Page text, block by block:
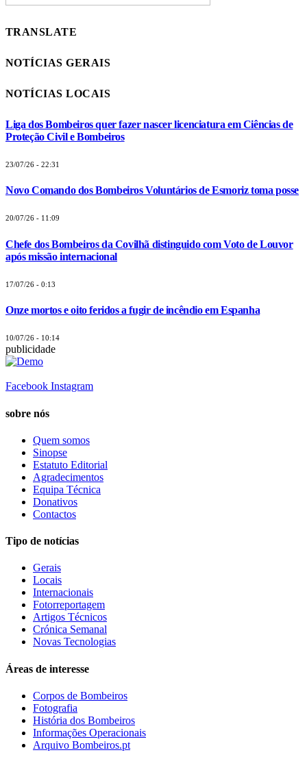
TRANSLATE
NOTÍCIAS GERAIS
NOTÍCIAS LOCAIS
Liga dos Bombeiros quer fazer nascer licenciatura em Ciências de
Proteção Civil e Bombeiros
23/07/26 - 22:31
Novo Comando dos Bombeiros Voluntários de Esmoriz toma posse
20/07/26 - 11:09
Chefe dos Bombeiros da Covilhã distinguido com Voto de Louvor
após missão internacional
17/07/26 - 0:13
Onze mortos e oito feridos a fugir de incêndio em Espanha
10/07/26 - 10:14
publicidade
Facebook Instagram
sobre nós
Quem somos
Sinopse
Estatuto Editorial
Agradecimentos
Equipa Técnica
Donativos
Contactos
Tipo de notícias
Gerais
Locais
Internacionais
Fotorreportagem
Artigos Técnicos
Crónica Semanal
Novas Tecnologias
Áreas de interesse
Corpos de Bombeiros
Fotografia
História dos Bombeiros
Informações Operacionais
Arquivo Bombeiros.pt